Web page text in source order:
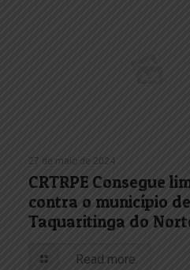
27 de maio de 2024
CRTRPE Consegue
contra o município de
Taquaritinga do
Read more